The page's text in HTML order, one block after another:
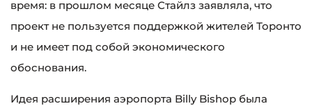
время: в прошлом месяце Стайлз заявляла, что
проект не пользуется поддержкой жителей Торонто
и не имеет под собой экономического
обоснования.
Идея расширения аэропорта Billy Bishop была